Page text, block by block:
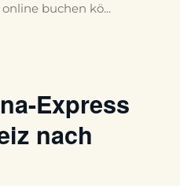
buchen kö...
Express
nach